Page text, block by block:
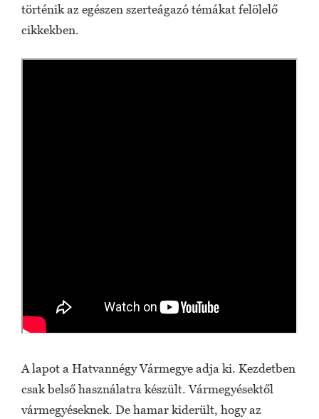
történik az egészen szerteágazó témákat felölelő
cikkekben.
A lapot a Hatvannégy Vármegye adja ki. Kezdetben
csak belső használatra készült. Vármegyésektől
vármegyéseknek. De hamar kiderült, hogy az